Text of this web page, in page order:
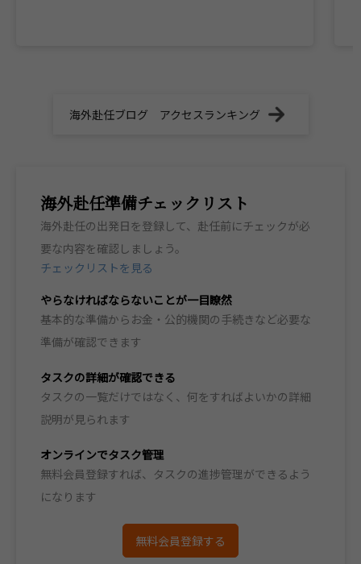
海外赴任ブログ アクセスランキング
海外赴任準備チェックリスト
海外赴任の出発日を登録して、赴任前にチェックが必
要な内容を確認しましょう。
チェックリストを見る
やらなければならないことが一目瞭然
基本的な準備からお金・公的機関の手続きなど必要な
準備が確認できます
タスクの詳細が確認できる
タスクの一覧だけではなく、何をすればよいかの詳細
説明が見られます
オンラインでタスク管理
無料会員登録すれば、タスクの進捗管理ができるよう
になります
無料会員登録する